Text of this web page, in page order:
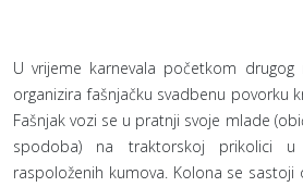
U vrijeme karnevala početkom drugog
organizira fašnjačku svadbenu povorku
Fašnjak vozi se u pratnji svoje mlade
spodoba) na traktorskoj prikolici
raspoloženih kumova. Kolona se sastoji